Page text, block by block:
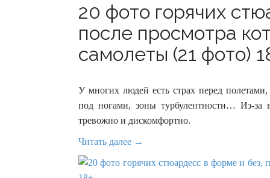
20 фото горячих
после просмотра
самолеты (21 фото)
У многих людей есть страх перед
под ногами, зоны турбулентности… Из-за
тревожно и дискомфортно.
Читать далее →